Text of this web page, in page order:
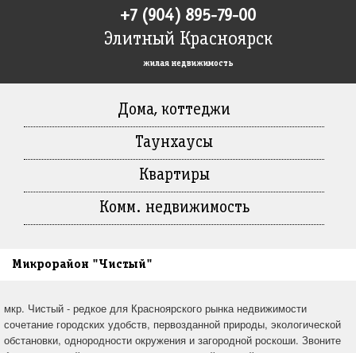
Элитный Красноярск
жилая недвижимость
+7 (904) 895-79-00
Дома, коттеджи
Таунхаусы
Квартиры
Комм. недвижимость
Микрорайон "Чистый"
мкр. Чистый - редкое для Красноярского рынка недвижимости
сочетание городских удобств, первозданной природы, экологической
обстановки, однородности окружения и загородной роскоши. Звоните